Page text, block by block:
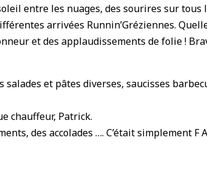
entre les nuages, des sourires sur tous
arrivées Runnin’Gréziennes.
et des applaudissements de folie !
et pâtes diverses, saucisses
chauffeur, Patrick.
des accolades …. C’était simplement F A